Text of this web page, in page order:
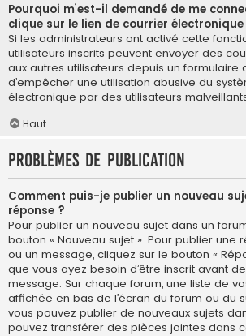
Pourquoi m’est-il demandé de me
clique sur le lien de courrier
Si les administrateurs ont activé cette
utilisateurs inscrits peuvent envoyer des
aux autres utilisateurs depuis un
d’empêcher une utilisation abusive du
électronique par des utilisateurs
Haut
Problèmes de publication
Comment puis-je publier un nouveau
réponse ?
Pour publier un nouveau sujet dans un
bouton « Nouveau sujet ». Pour publier une
ou un message, cliquez sur le bouton «
que vous ayez besoin d’être inscrit avant
message. Sur chaque forum, une liste de
affichée en bas de l’écran du forum ou du
vous pouvez publier de nouveaux sujets
pouvez transférer des pièces jointes dans